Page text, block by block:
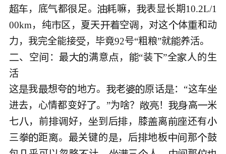
 ，底都 足。嘛， 表显长期10.2L/1
00km，纯区，夏天空 ，对这体和动
力，我完全能接 ，毕竟92号“粗粮”就
、空 ：最满意 ， “装 ”全人的生
活
这我想夸地方。 老原话：“这车
进去，心情都变好 。”为啥？ ！高米
七 ，前好，到后 ，膝离还有
三距 。最关键的，后地板 那鼓